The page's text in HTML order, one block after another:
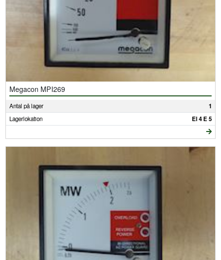
Megacon MPI269
Antal på lager 1
Lagerlokation El 4 E 5